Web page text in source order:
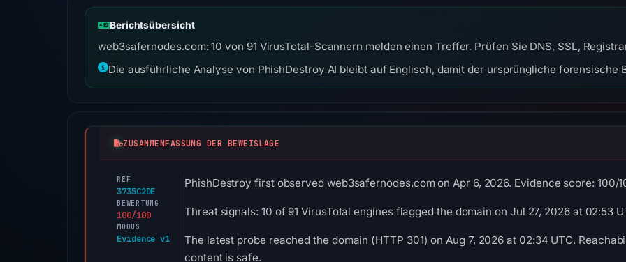
Berichtsübersicht
web3safernodes.com: 10 von 91 VirusTotal-Scannern melden einen Treffer. Prüfen Sie DNS, SSL,
Die ausführliche Analyse von PhishDestroy AI bleibt auf Englisch, damit der ursprüngliche forensische
ZUSAMMENFASSUNG DER BEWEISLAGE
REF
3735C2DE
BEWERTUNG
100/100
MODUS
Evidence v1
PhishDestroy first observed web3safernodes.com on Apr 6, 2026. Evidence score: 100/
Threat signals: 10 of 91 VirusTotal engines flagged the domain on Jul 27, 2026 at 02:53
The latest probe reached the domain (HTTP 301) on Aug 7, 2026 at 02:34 UTC.
content is safe.